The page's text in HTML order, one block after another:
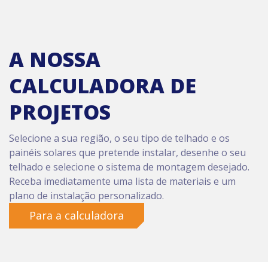
A NOSSA
CALCULADORA DE
PROJETOS
Selecione a sua região, o seu tipo de telhado e os
painéis solares que pretende instalar, desenhe o seu
telhado e selecione o sistema de montagem desejado.
Receba imediatamente uma lista de materiais e um
plano de instalação personalizado.
Para a calculadora